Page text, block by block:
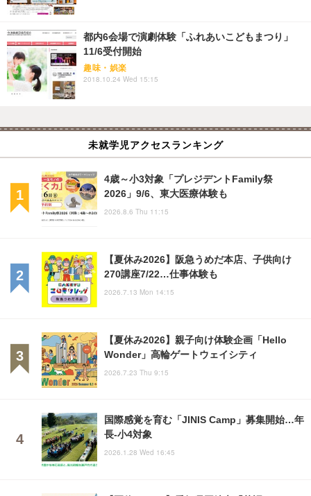
都内6会場で演劇体験「ふれあいこどもまつり」
11/6受付開始
趣味・娯楽
2018.10.24 Wed 15:15
未就学児アクセスランキング
4歳～小3対象「プレジデントFamily祭
2026」9/6、東大医療体験も
2026.8.6 Thu 11:15
【夏休み2026】阪急うめだ本店、子供向け
270講座7/22…仕事体験も
2026.7.13 Mon 14:15
【夏休み2026】親子向け体験企画「Hello
Wonder」高輪ゲートウェイシティ
2026.7.23 Thu 9:15
国際感覚を育む「JINIS Camp」募集開始…年
長-小4対象
2026.1.28 Wed 16:45